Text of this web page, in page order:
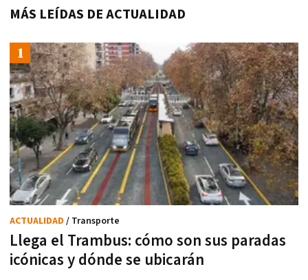
MÁS LEÍDAS DE ACTUALIDAD
Llega el Trambus: cómo son sus paradas
icónicas y dónde se ubicarán
ACTUALIDAD / Transporte